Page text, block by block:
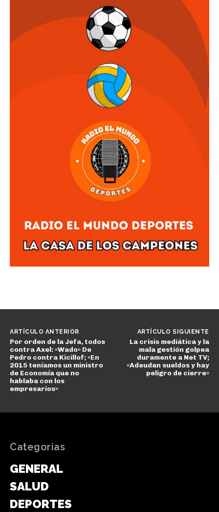
ARTÍCULO ANTERIOR
Por orden de la Jefa, todos
contra Axel: «Wado» De
Pedro contra Kicillof; «En
2015 teníamos un ministro
de Economía que no
hablaba con los
empresarios»
ARTÍCULO SIGUIENTE
La crisis mediática y la
mala gestión golpea
duramente a Net TV;
«Adeudan sueldos y hay
peligro de cierre»
Categorias
GENERAL
SALUD
DEPORTES